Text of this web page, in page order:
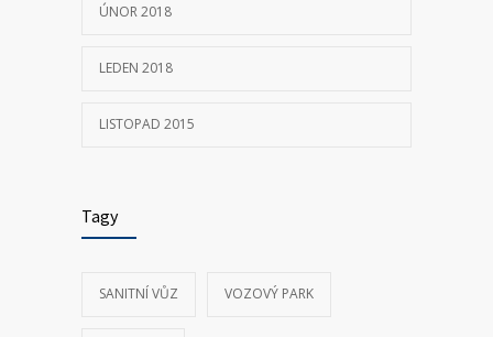
ÚNOR 2018
LEDEN 2018
LISTOPAD 2015
Tagy
SANITNÍ VŮZ VOZOVÝ PARK